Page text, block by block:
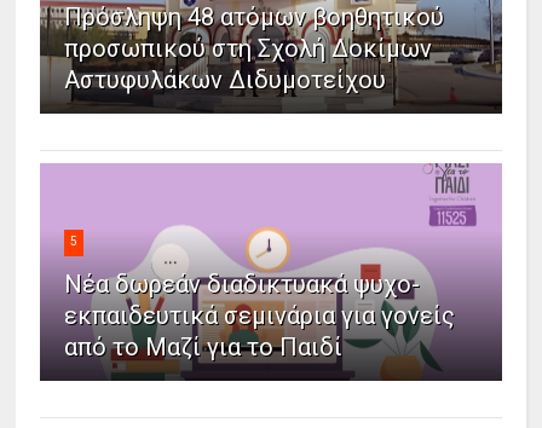
Πρόσληψη 48 ατόμων βοηθητικού
προσωπικού στη Σχολή Δοκίμων
Αστυφυλάκων Διδυμοτείχου
5
Νέα δωρεάν διαδικτυακά ψυχο-
εκπαιδευτικά σεμινάρια για γονείς
από το Μαζί για το Παιδί